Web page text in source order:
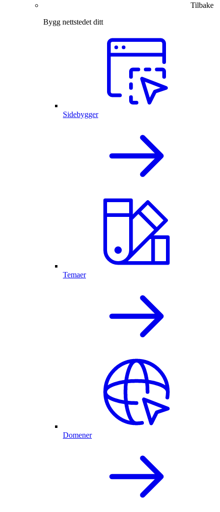
Tilbake
Bygg nettstedet ditt
Sidebygger
Temaer
Domener